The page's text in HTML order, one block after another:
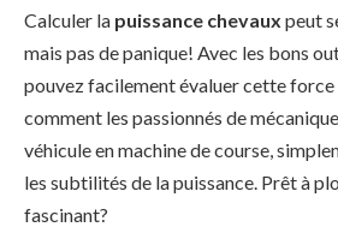
Calculer la puissance chevaux peut
mais pas de panique! Avec les bons
pouvez facilement évaluer cette force
comment les passionnés de
véhicule en machine de course,
les subtilités de la puissance. Prêt à
fascinant?